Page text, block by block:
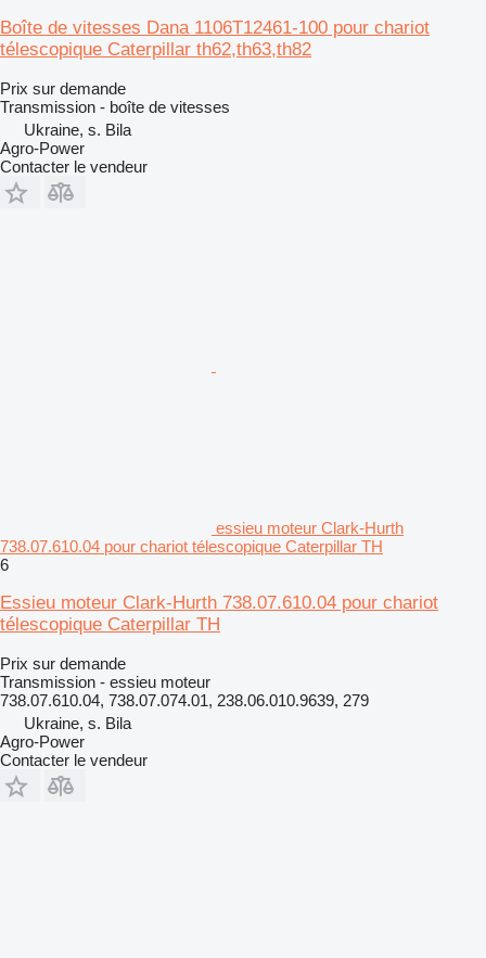
Boîte de vitesses Dana 1106T12461-100 pour chariot
télescopique Caterpillar th62,th63,th82
Prix sur demande
Transmission - boîte de vitesses
Ukraine, s. Bila
Agro-Power
Contacter le vendeur
essieu moteur Clark-Hurth
738.07.610.04 pour chariot télescopique Caterpillar TH
6
Essieu moteur Clark-Hurth 738.07.610.04 pour chariot
télescopique Caterpillar TH
Prix sur demande
Transmission - essieu moteur
738.07.610.04, 738.07.074.01, 238.06.010.9639, 279
Ukraine, s. Bila
Agro-Power
Contacter le vendeur